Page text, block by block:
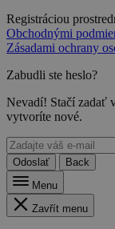
Registráciou
Obchodnými
Zásadami ochrany
Zabudli ste heslo?
Nevadí! Stačí zadať
vytvoríte nové.
Odoslať
Back
Menu
Zavřít menu